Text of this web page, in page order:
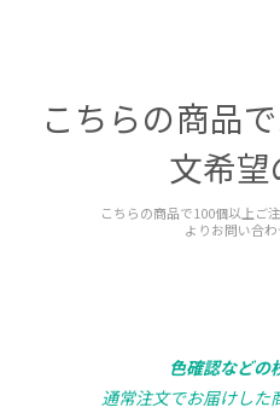
こちらの商品
文希
こちらの商品で100個以上ご
よりお問い合わ
色確認などの
通常注文でお届けした